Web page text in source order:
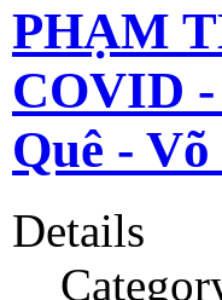
PHẠM
COVID
Quê -
Details